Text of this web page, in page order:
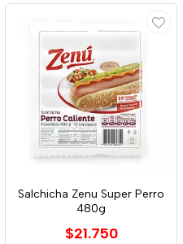
Salchicha Zenu Super Perro
480g
$21.750